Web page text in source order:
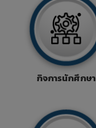
กิจการนักศึกษา